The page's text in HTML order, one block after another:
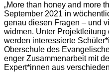
„More than honey and more
September 2021 in
genau diesen Fragen – und
widmen. Unter Projektleitung
werden interessierte
Oberschule des
enger Zusammenarbeit mit
Expert*innen aus